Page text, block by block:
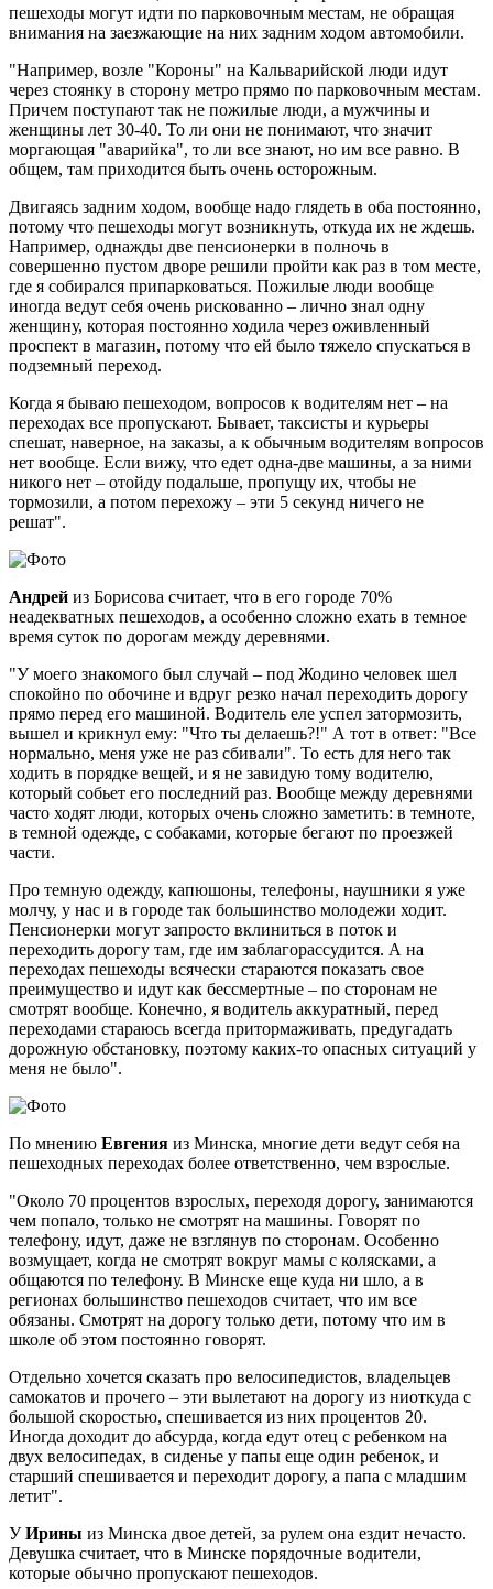
пешеходы могут идти по парковочным местам, не обращая
внимания на заезжающие на них задним ходом автомобили.
"Например, возле "Короны" на Кальварийской люди идут
через стоянку в сторону метро прямо по парковочным местам.
Причем поступают так не пожилые люди, а мужчины и
женщины лет 30-40. То ли они не понимают, что значит
моргающая "аварийка", то ли все знают, но им все равно. В
общем, там приходится быть очень осторожным.
Двигаясь задним ходом, вообще надо глядеть в оба постоянно,
потому что пешеходы могут возникнуть, откуда их не ждешь.
Например, однажды две пенсионерки в полночь в
совершенно пустом дворе решили пройти как раз в том месте,
где я собирался припарковаться. Пожилые люди вообще
иногда ведут себя очень рискованно – лично знал одну
женщину, которая постоянно ходила через оживленный
проспект в магазин, потому что ей было тяжело спускаться в
подземный переход.
Когда я бываю пешеходом, вопросов к водителям нет – на
переходах все пропускают. Бывает, таксисты и курьеры
спешат, наверное, на заказы, а к обычным водителям вопросов
нет вообще. Если вижу, что едет одна-две машины, а за ними
никого нет – отойду подальше, пропущу их, чтобы не
тормозили, а потом перехожу – эти 5 секунд ничего не
решат".
Андрей из Борисова считает, что в его городе 70%
неадекватных пешеходов, а особенно сложно ехать в темное
время суток по дорогам между деревнями.
"У моего знакомого был случай – под Жодино человек шел
спокойно по обочине и вдруг резко начал переходить дорогу
прямо перед его машиной. Водитель еле успел затормозить,
вышел и крикнул ему: "Что ты делаешь?!" А тот в ответ: "Все
нормально, меня уже не раз сбивали". То есть для него так
ходить в порядке вещей, и я не завидую тому водителю,
который собьет его последний раз. Вообще между деревнями
часто ходят люди, которых очень сложно заметить: в темноте,
в темной одежде, с собаками, которые бегают по проезжей
части.
Про темную одежду, капюшоны, телефоны, наушники я уже
молчу, у нас и в городе так большинство молодежи ходит.
Пенсионерки могут запросто вклиниться в поток и
переходить дорогу там, где им заблагорассудится. А на
переходах пешеходы всячески стараются показать свое
преимущество и идут как бессмертные – по сторонам не
смотрят вообще. Конечно, я водитель аккуратный, перед
переходами стараюсь всегда притормаживать, предугадать
дорожную обстановку, поэтому каких-то опасных ситуаций у
меня не было".
По мнению Евгения из Минска, многие дети ведут себя на
пешеходных переходах более ответственно, чем взрослые.
"Около 70 процентов взрослых, переходя дорогу, занимаются
чем попало, только не смотрят на машины. Говорят по
телефону, идут, даже не взглянув по сторонам. Особенно
возмущает, когда не смотрят вокруг мамы с колясками, а
общаются по телефону. В Минске еще куда ни шло, а в
регионах большинство пешеходов считает, что им все
обязаны. Смотрят на дорогу только дети, потому что им в
школе об этом постоянно говорят.
Отдельно хочется сказать про велосипедистов, владельцев
самокатов и прочего – эти вылетают на дорогу из ниоткуда с
большой скоростью, спешивается из них процентов 20.
Иногда доходит до абсурда, когда едут отец с ребенком на
двух велосипедах, в сиденье у папы еще один ребенок, и
старший спешивается и переходит дорогу, а папа с младшим
летит".
УИрины из Минска двое детей, за рулем она ездит нечасто.
Девушка считает, что в Минске порядочные водители,
которые обычно пропускают пешеходов.